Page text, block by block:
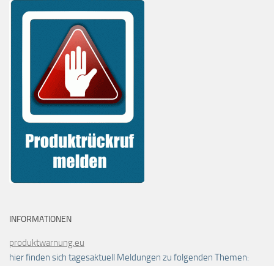
INFORMATIONEN
produktwarnung.eu
hier finden sich tagesaktuell Meldungen zu folgenden Themen: